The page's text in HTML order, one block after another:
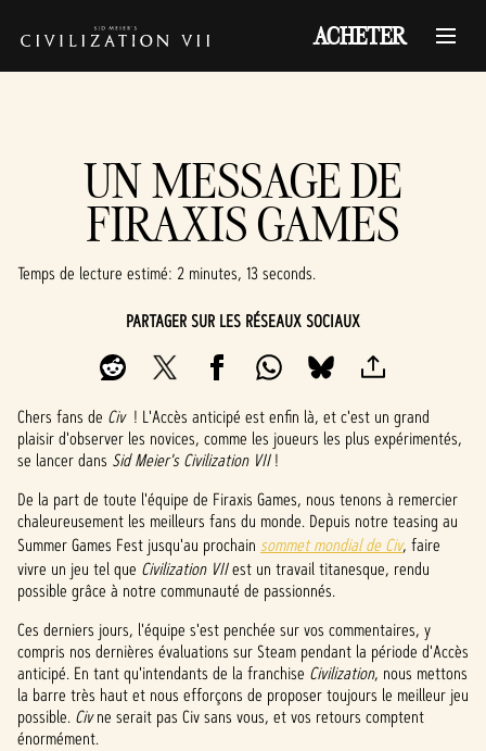
ACHETER
UN MESSAGE DE
FIRAXIS GAMES
Temps de lecture estimé 2 minutes, 13 seconds
PARTAGER SUR LES RÉSEAUX SOCIAUX
Chers fans de Civ ! L'Accès anticipé est enfin là, et c'est un grand
plaisir d'observer les novices, comme les joueurs les plus expérimentés,
se lancer dans Sid Meier's Civilization VII!
De la part de toute l'équipe de Firaxis Games, nous tenons à remercier
chaleureusement les meilleurs fans du monde. Depuis notre teasing au
Summer Games Fest jusqu'au prochain sommet mondial de Civ, faire
vivre un jeu tel que Civilization VIIest un travail titanesque, rendu
possible grâce à notre communauté de passionnés.
Ces derniers jours, l'équipe s'est penchée sur vos commentaires, y
compris nos dernières évaluations sur Steam pendant la période d'Accès
anticipé. En tant qu'intendants de la franchise Civilization, nous mettons
la barre très haut et nous efforçons de proposer toujours le meilleur jeu
possible. Civne serait pas Civ sans vous, et vos retours comptent
énormément.